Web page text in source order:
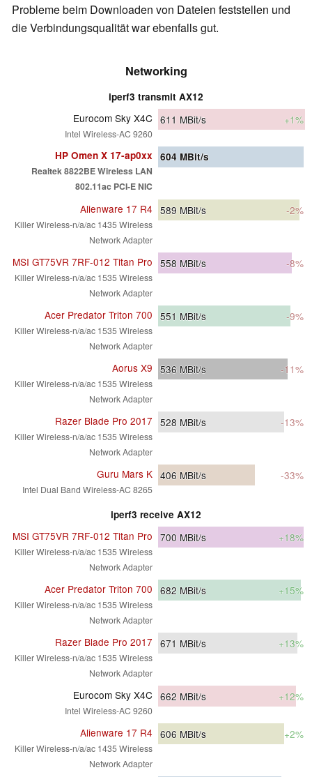
Probleme beim Downloaden von Dateien feststellen und
die Verbindungsqualität war ebenfalls gut.
Networking
iperf3 transmit AX12
Eurocom Sky X4C
Intel Wireless-AC 9260
611 MBit/s +1%
HP Omen X 17-ap0xx
Realtek 8822BE Wireless LAN
802.11ac PCI-E NIC
604 MBit/s
Alienware 17 R4
Killer Wireless-n/a/ac 1435 Wireless
Network Adapter
589 MBit/s -2%
MSI GT75VR 7RF-012 Titan Pro
Killer Wireless-n/a/ac 1535 Wireless
Network Adapter
558 MBit/s -8%
Acer Predator Triton 700
Killer Wireless-n/a/ac 1535 Wireless
Network Adapter
551 MBit/s -9%
Aorus X9
Killer Wireless-n/a/ac 1535 Wireless
Network Adapter
536 MBit/s -11%
Razer Blade Pro 2017
Killer Wireless-n/a/ac 1535 Wireless
Network Adapter
528 MBit/s -13%
Guru Mars K
Intel Dual Band Wireless-AC 8265
406 MBit/s -33%
iperf3 receive AX12
MSI GT75VR 7RF-012 Titan Pro
Killer Wireless-n/a/ac 1535 Wireless
Network Adapter
700 MBit/s +18%
Acer Predator Triton 700
Killer Wireless-n/a/ac 1535 Wireless
Network Adapter
682 MBit/s +15%
Razer Blade Pro 2017
Killer Wireless-n/a/ac 1535 Wireless
Network Adapter
671 MBit/s +13%
Eurocom Sky X4C
Intel Wireless-AC 9260
662 MBit/s +12%
Alienware 17 R4
Killer Wireless-n/a/ac 1435 Wireless
Network Adapter
606 MBit/s +2%